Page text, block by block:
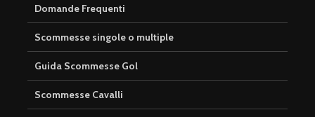
Domande Frequenti
Scommesse singole o multiple
Guida Scommesse Gol
Scommesse Cavalli